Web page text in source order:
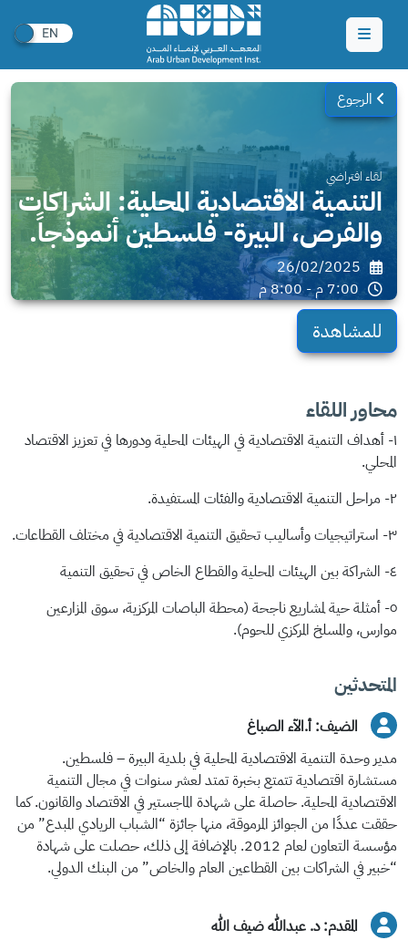
الرجوع
لقاء افتراضي
التنمية الاقتصادية المحلية: الشراكات
والفرص، البيرة- فلسطين أنموذجاً.
26/02/2025
7:00 م - 8:00 م
للمشاهدة
محاور اللقاء
١- أهداف التنمية الاقتصادية في الهيئات المحلية ودورها في تعزيز الاقتصاد
المحلي.
٢- مراحل التنمية الاقتصادية والفئات المستفيدة.
٣- استراتيجيات وأساليب تحقيق التنمية الاقتصادية في مختلف القطاعات.
٤- الشراكة بين الهيئات المحلية والقطاع الخاص في تحقيق التنمية
٥- أمثلة حية لمشاريع ناجحة (محطة الباصات المركزية، سوق المزارعين
موارس، والمسلخ المركزي للحوم).
المتحدثين
الضيف: أ.الآء الصباغ
مدير وحدة التنمية الاقتصادية المحلية في بلدية البيرة – فلسطين.
مستشارة اقتصادية تتمتع بخبرة تمتد لعشر سنوات في مجال التنمية
الاقتصادية المحلية. حاصلة على شهادة الماجستير في الاقتصاد والقانون. كما
حققت عددًا من الجوائز المرموقة، منها جائزة “الشباب الريادي المبدع” من
مؤسسة التعاون لعام 2012. بالإضافة إلى ذلك، حصلت على شهادة
“خبير في الشراكات بين القطاعين العام والخاص” من البنك الدولي.
المقدم: د. عبدالله ضيف الله